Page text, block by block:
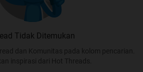
Tidak Ditemukan
dan Komunitas pada kolom pencarian.
inspirasi dari Hot Threads.